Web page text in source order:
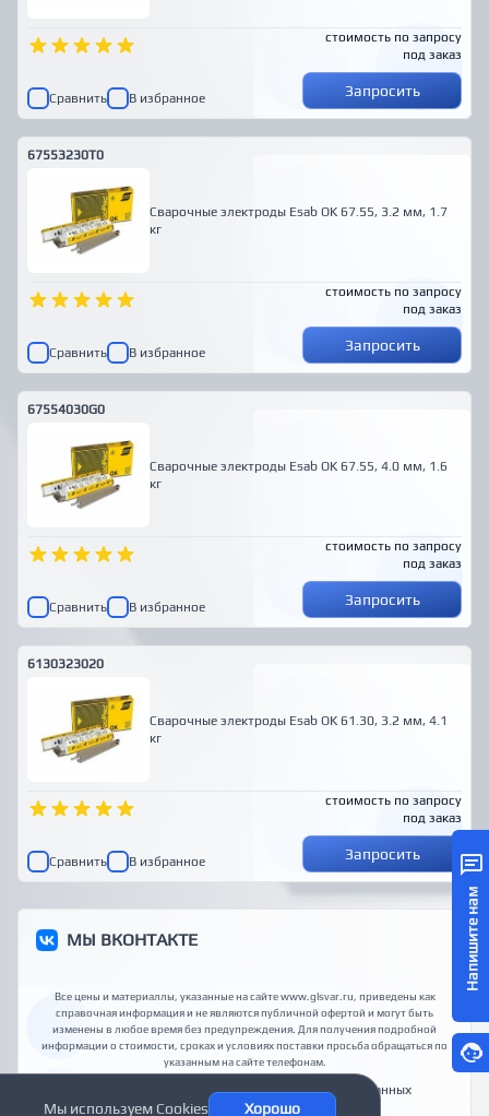
стоимость по запросу
под заказ
Сравнить В избранное Запросить
67553230T0
Сварочные электроды Esab OK 67.55, 3.2 мм, 1.7
кг
стоимость по запросу
под заказ
Сравнить В избранное Запросить
67554030G0
Сварочные электроды Esab OK 67.55, 4.0 мм, 1.6
кг
стоимость по запросу
под заказ
Сравнить В избранное Запросить
6130323020
Сварочные электроды Esab OK 61.30, 3.2 мм, 4.1
кг
стоимость по запросу
под заказ
Сравнить В избранное Запросить
МЫ ВКОНТАКТЕ
Все цены и материаллы, указанные на сайте www.glsvar.ru, приведены как
справочная информация и не являются публичной офертой и могут быть
изменены в любое время без предупреждения. Для получения подробной
информации о стоимости, сроках и условиях поставки просьба обращаться по
указанным на сайте телефонам.
Способы оплатыПолитика обработки данных
Напишите нам
Мы используем Cookies Хорошо